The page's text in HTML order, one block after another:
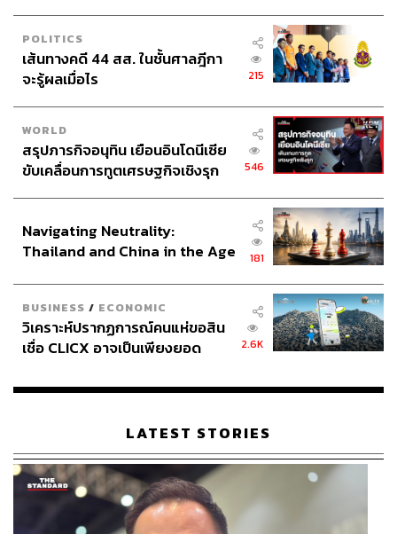
POLITICS
เส้นทางคดี 44 สส. ในชั้นศาลฎีกา
จะรู้ผลเมื่อไร
215
WORLD
สรุปภารกิจอนุทิน เยือนอินโดนีเซีย
ขับเคลื่อนการทูตเศรษฐกิจเชิงรุก
546
Navigating Neutrality:
Thailand and China in the Age
181
BUSINESS / ECONOMIC
วิเคราะห์ปรากฏการณ์คนแห่ขอสิน
เชื่อ CLICX อาจเป็นเพียงยอด
เรือนไทยที่ถูกซุกไว้
2.6K
LATEST STORIES